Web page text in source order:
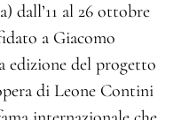
dall’11 al 26 ottobre
a Giacomo
edizione del progetto
di Leone Contini